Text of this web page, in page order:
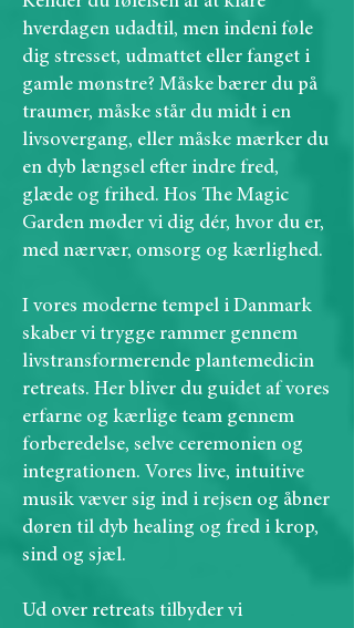
hverdagen udadtil, men indeni føle
dig stresset, udmattet eller fanget i
gamle mønstre? Måske bærer du på
traumer, måske står du midt i en
livsovergang, eller måske mærker du
en dyb længsel efter indre fred,
glæde og frihed. Hos The Magic
Garden møder vi dig dér, hvor du er,
med nærvær, omsorg og kærlighed.
I vores moderne tempel i Danmark
skaber vi trygge rammer gennem
livstransformerende plantemedicin
retreats. Her bliver du guidet af vores
erfarne og kærlige team gennem
forberedelse, selve ceremonien og
integrationen. Vores live, intuitive
musik væver sig ind i rejsen og åbner
døren til dyb healing og fred i krop,
sind og sjæl.
Ud over retreats tilbyder vi